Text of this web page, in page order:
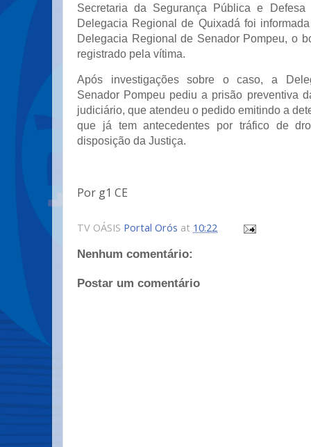
Secretaria da Segurança Pública e
Delegacia Regional de Quixadá foi
Delegacia Regional de Senador Pompeu, o
registrado pela vítima.
Após investigações sobre o caso, a
Senador Pompeu pediu a prisão preventiva
judiciário, que atendeu o pedido emitindo a
que já tem antecedentes por tráfico de
disposição da Justiça.
Por g1 CE
TV OÁSIS Portal Orós at 10:22
Nenhum comentário:
Postar um comentário